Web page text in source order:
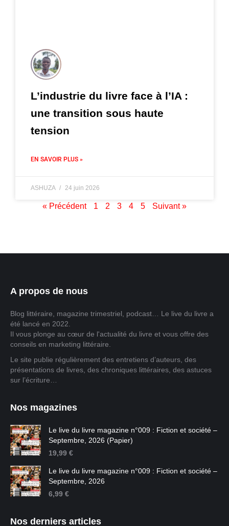
L’industrie du livre face à l’IA :
une transition sous haute
tension
EN SAVOIR PLUS »
ASHUZA 24 juin 2026
« Précédent 1 2 3 4 5 Suivant »
A propos de nous
Blog littéraire, magazine trimestriel, podcast… Le live du livre a
été lancé en 2022.
Il vous plonge au cœur de l'actualité du livre et vous offre des
conseils en marketing littéraire.
Le site publie régulièrement des entretiens d’auteurs, des
présentations de livres, des chroniques littéraires, des astuces
sur l’écriture…
Nos magazines
Le live du livre magazine n°009 : Fiction et société –
Septembre, 2026 (Papier)
19,99 €
Le live du livre magazine n°009 : Fiction et société –
Septembre, 2026
6,99 €
Nos derniers articles